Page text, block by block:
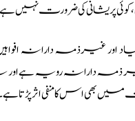
پریشانی کی ضرورت نہیں
اور غیرذمہ دارانہ
ذمہ دارانہ رویہ ہے
میں بھی اس کا منفی اثر پڑتا